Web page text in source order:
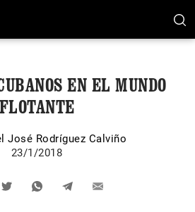
EN EL MUNDO
FLOTANTE
José Rodríguez Calviño
23/1/2018